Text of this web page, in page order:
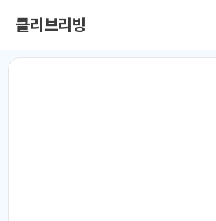
클리브리빙